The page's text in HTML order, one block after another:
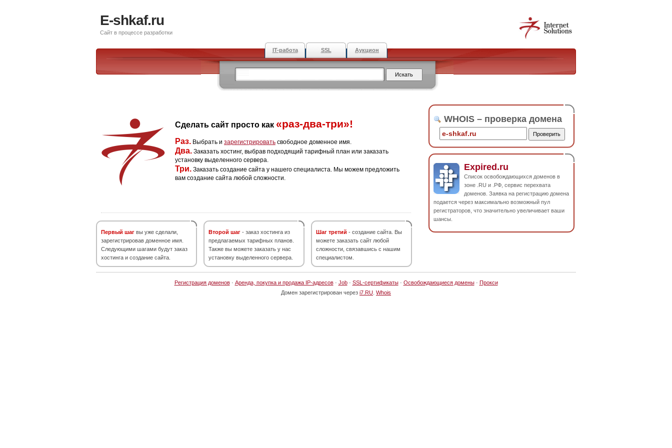
E-shkaf.ru
Сайт в процессе разработки
IT-работа SSL Аукцион
Сделать сайт просто как «раз-два-три»!
Раз. Выбрать и зарегистрировать свободное доменное имя.
Два. Заказать хостинг, выбрав подходящий тарифный план или заказать
установку выделенного сервера.
Три. Заказать создание сайта у нашего специалиста. Мы можем предложить
вам создание сайта любой сложности.
Первый шаг вы уже сделали,
зарегистрировав доменное имя.
Следующими шагами будут заказ
хостинга и создание сайта.
Второй шаг - заказ хостинга из
предлагаемых тарифных планов.
Также вы можете заказать у нас
установку выделенного сервера.
Шаг третий - создание сайта. Вы
можете заказать сайт любой
сложности, связавшись с нашим
специалистом.
WHOIS – проверка домена
Expired.ru
Список освобождающихся доменов в
зоне .RU и .РФ, сервис перехвата
доменов. Заявка на регистрацию домена
подается через максимально возможный пул
регистраторов, что значительно увеличивает ваши
шансы.
Регистрация доменов· Аренда, покупка и продажа IP-адресов· Job· SSL-сертификаты· Освобождающиеся домены· Прокси
Домен зарегистрирован через i7.RU Whois